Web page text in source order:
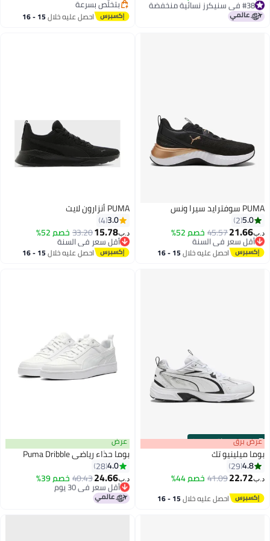
باقي 1 وحدات في المخزون
#38 في سنيكرز نسائية منخفضة
بتخلّص بسرعة
بتخلّص بسرعةاحصل عليه خلال 15 - 16
PUMA سوفتراید سيرا ونس
5.0
2
د.ب‏21.66
45.57خصم 52%
أقل سعر في السنة
بتخلّص بسرعة
أقل سعر في السنة
احصل عليه خلال 15 - 16
PUMA أنزارون لايت
3.0
4
د.ب‏15.78
33.20خصم 52%
أقل سعر في السنة
أقل سعر في السنة
احصل عليه خلال 15 - 16
00m:00s
·باقي 100%
4
عرض برق
بوما ميلينيو تك
4.8
29
د.ب‏22.72
41.09خصم 44%
احصل عليه خلال 15 - 16
اغسطس
عرض
بوما حذاء رياضي Puma Dribble
4.0
28
د.ب‏24.66
40.43خصم 39% أقل سعر في 30 يوم
باقي 1 وحدات في المخزون
أقل سعر في 30 يوم